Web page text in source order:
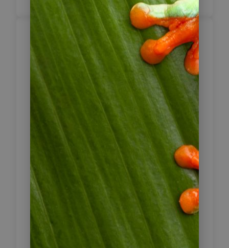
Vogelbeobachtung
zu Fuß und per
Kajak im Pantanal
Heute steht ein frühmorgendlicher
Birdwatching-Ausflug auf dem
Gelände der Araras Eco Lodge auf
dem Programm. Zu den Vogelarten,
die bei diesem Ausflug gesichtet
werden können, zählen
Weißbrauenstärlinge, Streifenkinn-
Grastyranne und Krähenstirnvögel.
Nach dem Frühstück unternehmen
Sie einen Ausflug ins Sentinela-Camp
am Rande des Clarinho Flusses. Zu